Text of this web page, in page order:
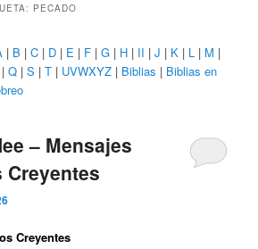
PECADO
| B |C | D | E | F |G | H | II |J | K | L | M |
|Q |S |T | UVWXYZ | Biblias | Biblias en
– Mensajes
Creyentes
Creyentes